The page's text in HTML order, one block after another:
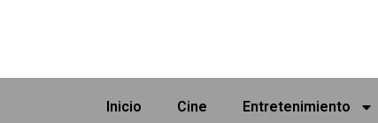
Inicio Cine Entretenimiento